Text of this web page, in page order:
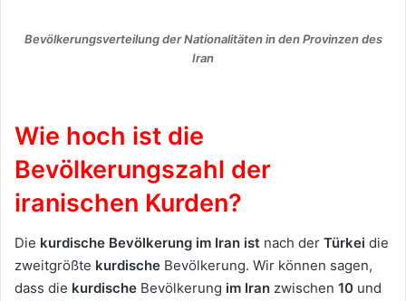
Bevölkerungsverteilung der Nationalitäten in den Provinzen des
Iran
Wie hoch ist die
Bevölkerungszahl der
iranischen Kurden?
Die kurdische Bevölkerung im Iran ist nach der Türkei die
zweitgrößte kurdische Bevölkerung. Wir können sagen,
dass die kurdische Bevölkerung im Iran zwischen 10 und